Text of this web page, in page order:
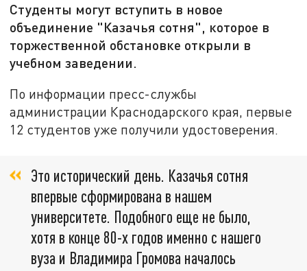
Студенты могут вступить в новое
объединение "Казачья сотня", которое в
торжественной обстановке открыли в
учебном заведении.
По информации пресс-службы
администрации Краснодарского края, первые
12 студентов уже получили удостоверения.
Это исторический день. Казачья сотня
впервые сформирована в нашем
университете. Подобного еще не было,
хотя в конце 80-х годов именно с нашего
вуза и Владимира Громова началось